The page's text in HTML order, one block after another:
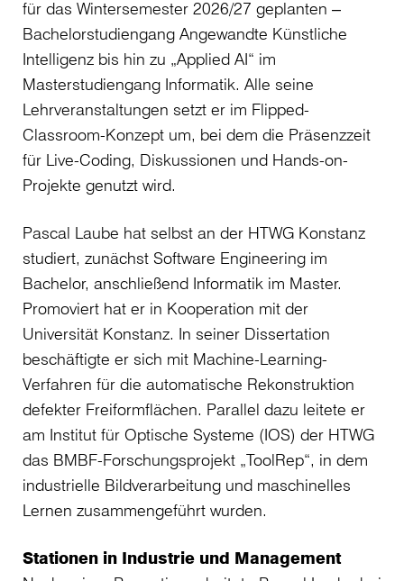
für das Wintersemester 2026/27 geplanten ‒
Bachelorstudiengang Angewandte Künstliche
Intelligenz bis hin zu „Applied AI“ im
Masterstudiengang Informatik. Alle seine
Lehrveranstaltungen setzt er im Flipped-
Classroom-Konzept um, bei dem die Präsenzzeit
für Live-Coding, Diskussionen und Hands-on-
Projekte genutzt wird.
Pascal Laube hat selbst an der HTWG Konstanz
studiert, zunächst Software Engineering im
Bachelor, anschließend Informatik im Master.
Promoviert hat er in Kooperation mit der
Universität Konstanz. In seiner Dissertation
beschäftigte er sich mit Machine-Learning-
Verfahren für die automatische Rekonstruktion
defekter Freiformflächen. Parallel dazu leitete er
am Institut für Optische Systeme (IOS) der HTWG
das BMBF-Forschungsprojekt „ToolRep“, in dem
industrielle Bildverarbeitung und maschinelles
Lernen zusammengeführt wurden.
Stationen in Industrie und Management